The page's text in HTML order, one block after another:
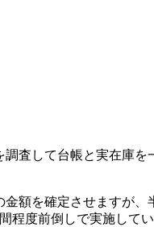
査して台帳と実在庫
額を確定させますが
程度前倒しで実施してい